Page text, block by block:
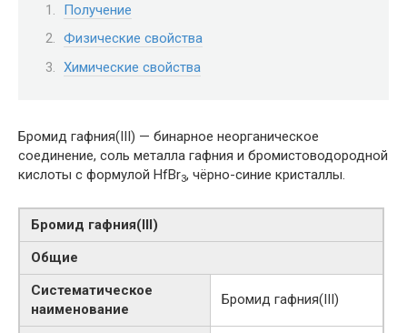
Получение
Физические свойства
Химические свойства
Бромид гафния(III) — бинарное неорганическое
соединение, соль металла гафния и бромистоводородной
кислоты с формулой HfBr3, чёрно-синие кристаллы.
Бромид гафния​(III)​
Общие
Систематическое
наименование
Бромид гафния​(III)​